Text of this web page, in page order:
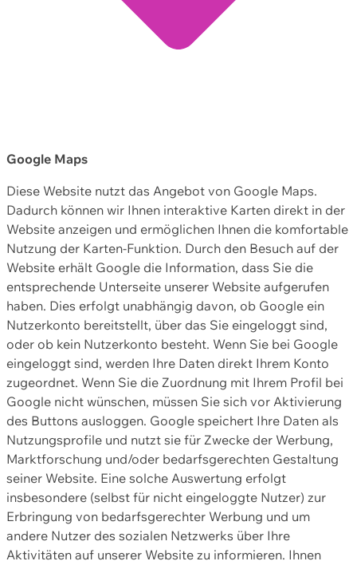
Google Maps
Diese Website nutzt das Angebot von Google Maps.
Dadurch können wir Ihnen interaktive Karten direkt in der
Website anzeigen und ermöglichen Ihnen die komfortable
Nutzung der Karten-Funktion. Durch den Besuch auf der
Website erhält Google die Information, dass Sie die
entsprechende Unterseite unserer Website aufgerufen
haben. Dies erfolgt unabhängig davon, ob Google ein
Nutzerkonto bereitstellt, über das Sie eingeloggt sind,
oder ob kein Nutzerkonto besteht. Wenn Sie bei Google
eingeloggt sind, werden Ihre Daten direkt Ihrem Konto
zugeordnet. Wenn Sie die Zuordnung mit Ihrem Profil bei
Google nicht wünschen, müssen Sie sich vor Aktivierung
des Buttons ausloggen. Google speichert Ihre Daten als
Nutzungsprofile und nutzt sie für Zwecke der Werbung,
Marktforschung und/oder bedarfsgerechten Gestaltung
seiner Website. Eine solche Auswertung erfolgt
insbesondere (selbst für nicht eingeloggte Nutzer) zur
Erbringung von bedarfsgerechter Werbung und um
andere Nutzer des sozialen Netzwerks über Ihre
Aktivitäten auf unserer Website zu informieren. Ihnen